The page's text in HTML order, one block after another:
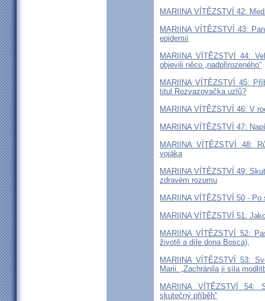
MARIINA VÍTĚZSTVÍ 42:
MARIINA VÍTĚZSTVÍ 43:
epidemií
MARIINA VÍTĚZSTVÍ 44:
objevili něco „nadpřirozeného“
MARIINA VÍTĚZSTVÍ 45:
titul Rozvazovačka uzlů?
MARIINA VÍTĚZSTVÍ 46: V
MARIINA VÍTĚZSTVÍ 47:
MARIINA VÍTĚZSTVÍ 48:
vojáka
MARIINA VÍTĚZSTVÍ 49:
zdravém rozumu
MARIINA VÍTĚZSTVÍ 50 -
MARIINA VÍTĚZSTVÍ 51:
MARIINA VÍTĚZSTVÍ 52:
životě a díle dona Bosca),
MARIINA VÍTĚZSTVÍ 53:
Marii. „Zachránila ji síla
MARIINA VÍTĚZSTVÍ 54:
skutečný příběh“